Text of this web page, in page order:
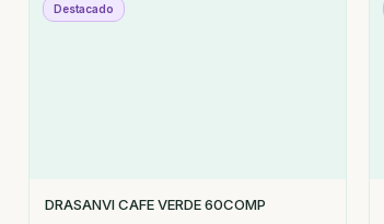
Destacado
DRASANVI CAFE VERDE 60COMP